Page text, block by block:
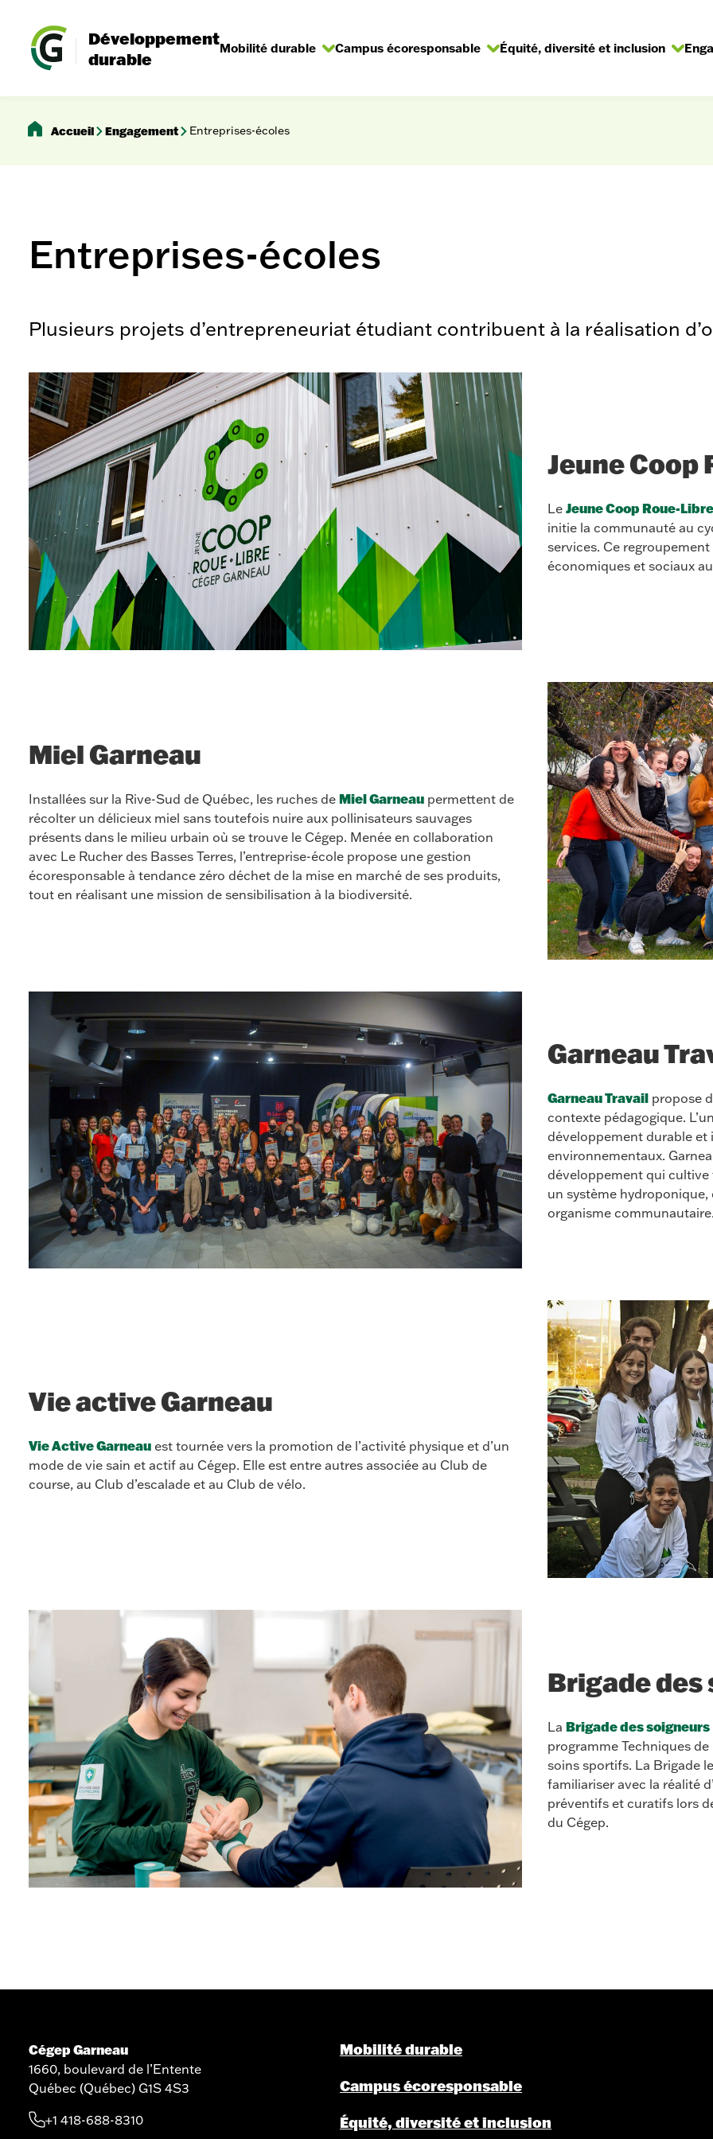
contenuRechercherDéveloppement
durable
Mobilité durable
Ouvrir/Fermer
menu
Campus écoresponsable
Ouvrir/Fermer
menu
Équité, diversité et inclusion
Ouvrir/Fermer
menu
Accueil Engagement Entreprises-écoles
Entreprises-écoles
Plusieurs projets d’entrepreneuriat étudiant contribuent à la réalisation
Jeune Coop
Le Jeune Coop Roue-Libre
initie la communauté au
services. Ce
économiques et sociaux
Miel Garneau
Installées sur la Rive-Sud de Québec, les ruches de Miel Garneau permettent de
récolter un délicieux miel sans toutefois nuire aux pollinisateurs sauvages
présents dans le milieu urbain où se trouve le Cégep. Menée en collaboration
avec Le Rucher des Basses Terres, l’entreprise-école propose une gestion
écoresponsable à tendance zéro déchet de la mise en marché de ses produits,
tout en réalisant une mission de sensibilisation à la biodiversité.
Garneau
Garneau Travail propose
contexte pédagogique.
développement durable et
environnementaux.
développement qui cultive
un système
organisme
Vie active Garneau
Vie Active Garneau est tournée vers la promotion de l’activité physique et d’un
mode de vie sain et actif au Cégep. Elle est entre autres associée au Club de
course, au Club d’escalade et au Club de vélo.
Brigade des
La Brigade des soigneurs
programme Techniques
soins sportifs. La Brigade
familiariser avec la réalité
préventifs et curatifs lors
du Cégep.
Cégep Garneau
1660, boulevard de l’Entente
Québec (Québec) G1S 4S3
+1 418-688-8310
Mobilité durable
Campus écoresponsable
Équité, diversité et inclusion